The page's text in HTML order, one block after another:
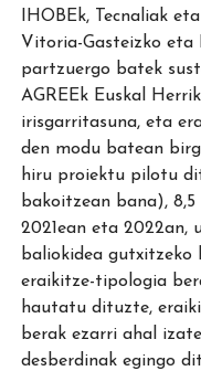
IHOBEk, Tecnaliak
Vitoria-Gasteizko eta
partzuergo batek
AGREEk Euskal
irisgarritasuna, eta
den modu batean
hiru proiektu pilotu
bakoitzean bana),
2021ean eta 2022an,
baliokidea gutxitzeko
eraikitze-tipologia
hautatu dituzte,
berak ezarri ahal
desberdinak egingo